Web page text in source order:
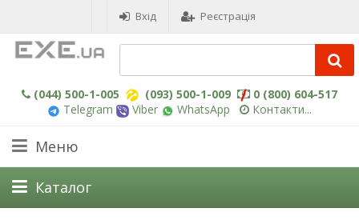
Вхід Реєстрація
(044) 500-1-005 (093) 500-1-009
0 (800) 604-517
Telegram
Viber WhatsApp Контакти...
Меню
Каталог